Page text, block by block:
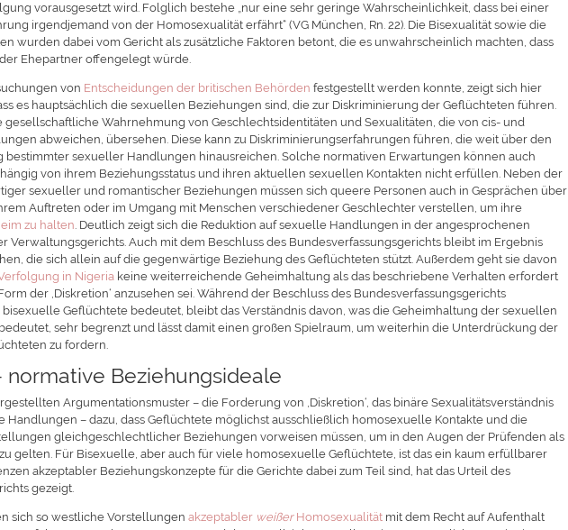
vorausgesetzt wird. Folglich bestehe „nur eine sehr geringe Wahrscheinlichkeit, dass bei einer
irgendjemand von der Homosexualität erfährt“ (VG München, Rn. 22). Die Bisexualität sowie die
wurden dabei vom Gericht als zusätzliche Faktoren betont, die es unwahrscheinlich machten, dass
Ehepartner offengelegt würde.
von Entscheidungen der britischen Behörden festgestellt werden konnte, zeigt sich hier
es hauptsächlich die sexuellen Beziehungen sind, die zur Diskriminierung der Geflüchteten führen.
gesellschaftliche Wahrnehmung von Geschlechtsidentitäten und Sexualitäten, die von cis- und
abweichen, übersehen. Diese kann zu Diskriminierungserfahrungen führen, die weit über den
bestimmter sexueller Handlungen hinausreichen. Solche normativen Erwartungen können auch
von ihrem Beziehungsstatus und ihren aktuellen sexuellen Kontakten nicht erfüllen. Neben der
sexueller und romantischer Beziehungen müssen sich queere Personen auch in Gesprächen über
Auftreten oder im Umgang mit Menschen verschiedener Geschlechter verstellen, um ihre
zu halten. Deutlich zeigt sich die Reduktion auf sexuelle Handlungen in der angesprochenen
Verwaltungsgerichts. Auch mit dem Beschluss des Bundesverfassungsgerichts bleibt im Ergebnis
die sich allein auf die gegenwärtige Beziehung des Geflüchteten stützt. Außerdem geht sie davon
in Nigeria keine weiterreichende Geheimhaltung als das beschriebene Verhalten erfordert
der ,Diskretion‘ anzusehen sei. Während der Beschluss des Bundesverfassungsgerichts
Geflüchtete bedeutet, bleibt das Verständnis davon, was die Geheimhaltung der sexuellen
sehr begrenzt und lässt damit einen großen Spielraum, um weiterhin die Unterdrückung der
zu fordern.
normative Beziehungsideale
Argumentationsmuster – die Forderung von ,Diskretion‘, das binäre Sexualitätsverständnis
Handlungen – dazu, dass Geflüchtete möglichst ausschließlich homosexuelle Kontakte und die
gleichgeschlechtlicher Beziehungen vorweisen müssen, um in den Augen der Prüfenden als
gelten. Für Bisexuelle, aber auch für viele homosexuelle Geflüchtete, ist das ein kaum erfüllbarer
akzeptabler Beziehungskonzepte für die Gerichte dabei zum Teil sind, hat das Urteil des
gezeigt.
sich so westliche Vorstellungenakzeptabler weißerHomosexualität mit dem Recht auf Aufenthalt